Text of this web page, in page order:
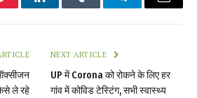
LinkedInTumblr TelegramEmail
ले रहे
NEXT ARTICLE
UP में Corona को रोकने के लिए हर
गांव में कोविड टेस्टिंग, सभी स्वास्थ्य